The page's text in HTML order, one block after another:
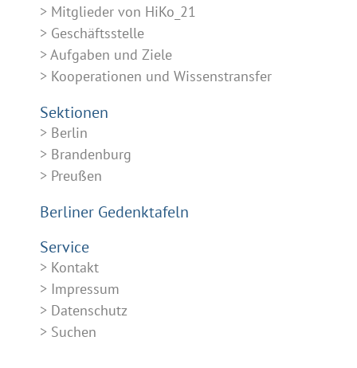
Mitglieder von HiKo_21
Geschäftsstelle
Aufgaben und Ziele
Kooperationen und Wissenstransfer
Sektionen
Berlin
Brandenburg
Preußen
Berliner Gedenktafeln
Service
Kontakt
Impressum
Datenschutz
Suchen